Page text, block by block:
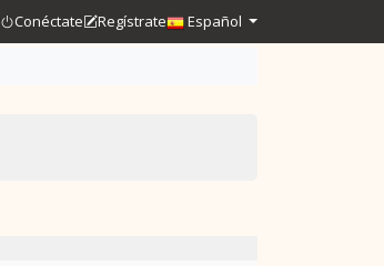
Conéctate Regístrate Español